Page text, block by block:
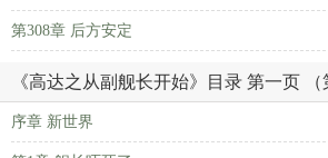
第308章 后方安定
《高达之从副舰长开始》目录 第一页 （
序章 新世界